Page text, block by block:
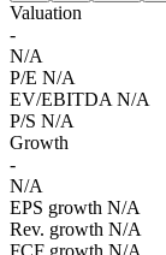
Valuation
-
N/A
P/E N/A
EV/EBITDA N/A
P/S N/A
Growth
-
N/A
EPS growth N/A
Rev. growth N/A
FCF growth N/A